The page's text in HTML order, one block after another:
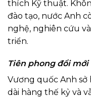
thích Kỹ thuật.
đào tạo, nước Anh
nghệ, nghiên cứu
triển.
Tiên phong đổi
Vương quốc Anh
dài hàng thế kỷ và